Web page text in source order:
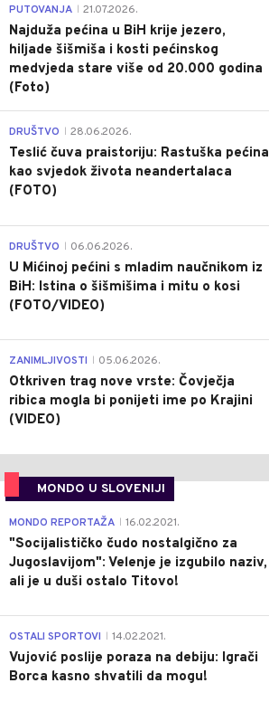
PUTOVANJA 21.07.2026.
Najduža pećina u BiH krije jezero,
hiljade šišmiša i kosti pećinskog
medvjeda stare više od 20.000 godina
(Foto)
DRUŠTVO 28.06.2026.
Teslić čuva praistoriju: Rastuška pećina
kao svjedok života neandertalaca
(FOTO)
DRUŠTVO 06.06.2026.
U Mićinoj pećini s mladim naučnikom iz
BiH: Istina o šišmišima i mitu o kosi
(FOTO/VIDEO)
ZANIMLJIVOSTI 05.06.2026.
Otkriven trag nove vrste: Čovječja
ribica mogla bi ponijeti ime po Krajini
(VIDEO)
MONDO U SLOVENIJI
MONDO REPORTAŽA 16.02.2021.
"Socijalističko čudo nostalgično za
Jugoslavijom": Velenje je izgubilo naziv,
ali je u duši ostalo Titovo!
OSTALI SPORTOVI 14.02.2021.
Vujović poslije poraza na debiju: Igrači
Borca kasno shvatili da mogu!